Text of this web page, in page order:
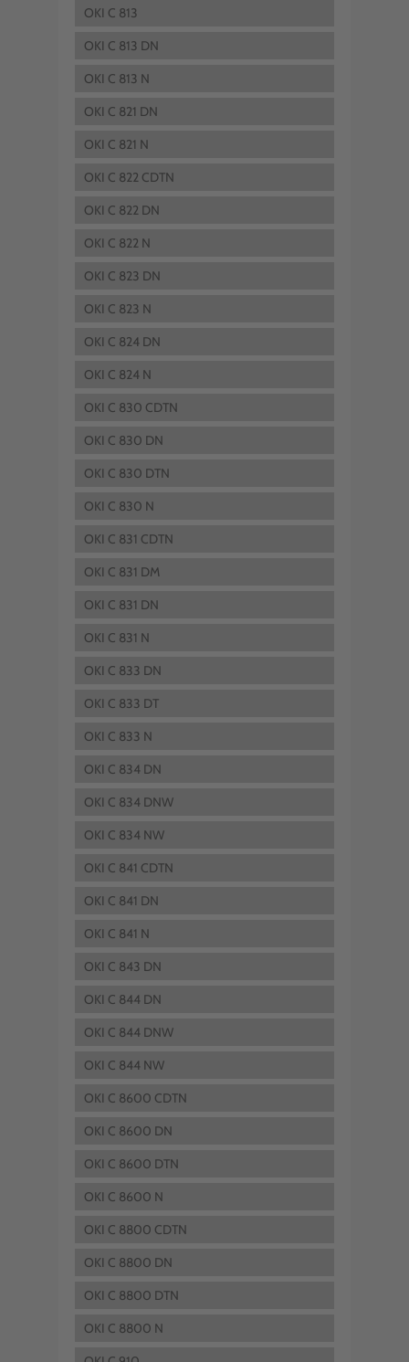
OKI C 813
OKI C 813 DN
OKI C 813 N
OKI C 821 DN
OKI C 821 N
OKI C 822 CDTN
OKI C 822 DN
OKI C 822 N
OKI C 823 DN
OKI C 823 N
OKI C 824 DN
OKI C 824 N
OKI C 830 CDTN
OKI C 830 DN
OKI C 830 DTN
OKI C 830 N
OKI C 831 CDTN
OKI C 831 DM
OKI C 831 DN
OKI C 831 N
OKI C 833 DN
OKI C 833 DT
OKI C 833 N
OKI C 834 DN
OKI C 834 DNW
OKI C 834 NW
OKI C 841 CDTN
OKI C 841 DN
OKI C 841 N
OKI C 843 DN
OKI C 844 DN
OKI C 844 DNW
OKI C 844 NW
OKI C 8600 CDTN
OKI C 8600 DN
OKI C 8600 DTN
OKI C 8600 N
OKI C 8800 CDTN
OKI C 8800 DN
OKI C 8800 DTN
OKI C 8800 N